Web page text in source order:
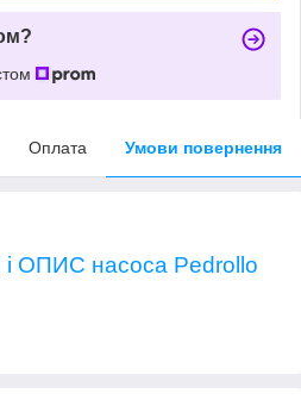
Оплата Умови повернення
ОПИС насоса Pedrollo